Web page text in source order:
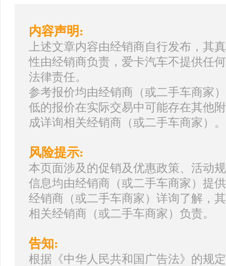
内容声明:
上述文章内容由经销商自行发布，其
性由经销商负责，爱卡汽车不提供任
法律责任。
参考报价均由经销商（或二手车商家
低的报价在实际交易中可能存在其他
成详询相关经销商（或二手车商家）。
风险提示:
本页面涉及的促销及优惠政策、活动
信息均由经销商（或二手车商家）提
经销商（或二手车商家）详询了解，
相关经销商（或二手车商家）负责。
告知:
根据《中华人民共和国广告法》的规